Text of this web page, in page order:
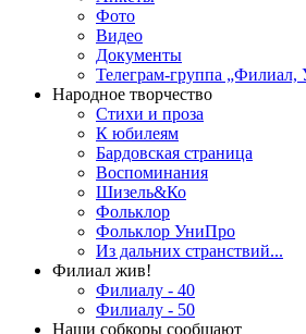
Фото
Видео
Документы
Телеграм-группа „Филиал,
Народное творчество
Стихи и проза
К юбилеям
Бардовская страница
Воспоминания
Шизель&Ко
Фольклор
Фольклор УниПро
Из дальних странствий...
Филиал жив!
Филиалу - 40
Филиалу - 50
Наши собкоры сообщают